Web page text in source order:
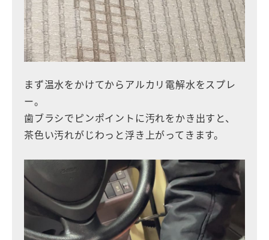
まず温水をかけてからアルカリ電解水をスプレ
ー。
歯ブラシでピンポイントに汚れをかき出すと、
茶色い汚れがじわっと浮き上がってきます。